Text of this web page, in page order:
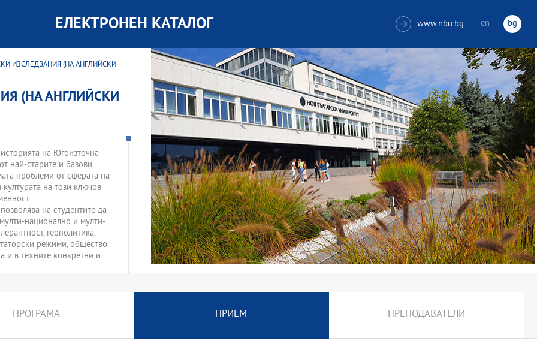
ЕЛЕКТРОНЕН КАТАЛОГ  www.nbu.bg en bg
ИЗСЛЕДВАНИЯ (НА АНГЛИЙСКИ
(НА АНГЛИЙСКИ
на Югоизточна
най-старите и базови
проблеми от сферата на
на този ключов
на студентите да
национално и мулти-
геополитика,
режими, общество
и в техните конкретни и
проблеми на
насочено
на трудовия пазар у
ПРОГРАМА ПРИЕМ ПРЕПОДАВАТЕЛИ